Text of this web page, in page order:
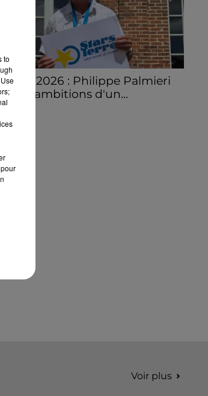
2026 : Philippe Palmieri
les ambitions d'un...
semaines de la première
de Stars'Terre, organisée du 18 au 20
Voir plus
to